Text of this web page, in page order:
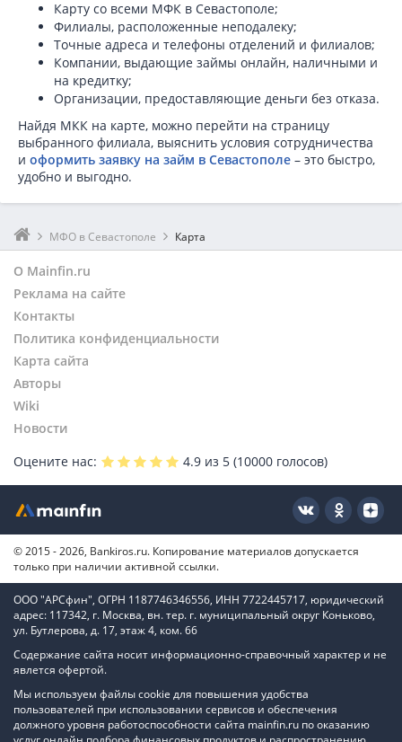
Карту со всеми МФК в Севастополе;
Филиалы, расположенные неподалеку;
Точные адреса и телефоны отделений и филиалов;
Компании, выдающие займы онлайн, наличными и
на кредитку;
Организации, предоставляющие деньги без отказа.
Найдя МКК на карте, можно перейти на страницу
выбранного филиала, выяснить условия сотрудничества
и оформить заявку на займ в Севастополе – это быстро,
удобно и выгодно.
МФО в Севастополе Карта
О Mainfin.ru
Реклама на сайте
Контакты
Политика конфиденциальности
Карта сайта
Авторы
Wiki
Новости
Оцените нас:
4.9 из 5 (10000 голосов)
© 2015 - 2026, Bankiros.ru. Копирование материалов допускается
только при наличии активной ссылки.
ООО "АРСфин", ОГРН 1187746346556, ИНН 7722445717, юридический
адрес: 117342, г. Москва, вн. тер. г. муниципальный округ Коньково,
ул. Бутлерова, д. 17, этаж 4, ком. 66
Содержание сайта носит информационно-справочный характер и не
явлется офертой.
Мы используем файлы cookie для повышения удобства
пользователей при использовании сервисов и обеспечения
должного уровня работоспособности сайта mainfin.ru по оказанию